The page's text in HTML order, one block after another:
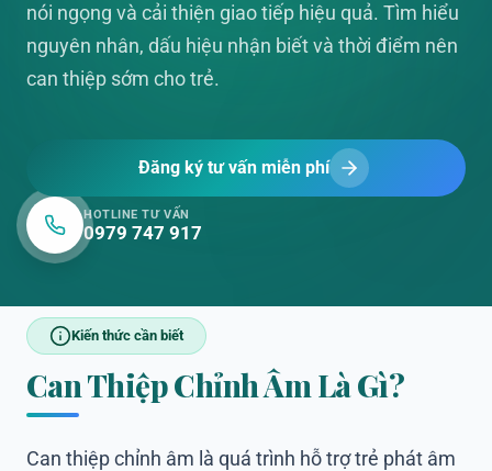
nói ngọng và cải thiện giao tiếp hiệu quả. Tìm hiểu
nguyên nhân, dấu hiệu nhận biết và thời điểm nên
can thiệp sớm cho trẻ.
Đăng ký tư vấn miễn phí
HOTLINE TƯ VẤN
0979 747 917
Kiến thức cần biết
Can Thiệp Chỉnh Âm Là Gì?
Can thiệp chỉnh âm là quá trình hỗ trợ trẻ phát âm